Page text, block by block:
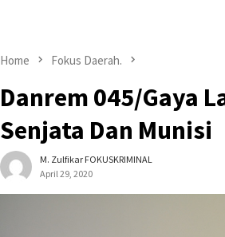
Home Fokus Daerah.
Danrem 045/Gaya
Senjata Dan Munisi
M. Zulfikar FOKUSKRIMINAL
April 29, 2020